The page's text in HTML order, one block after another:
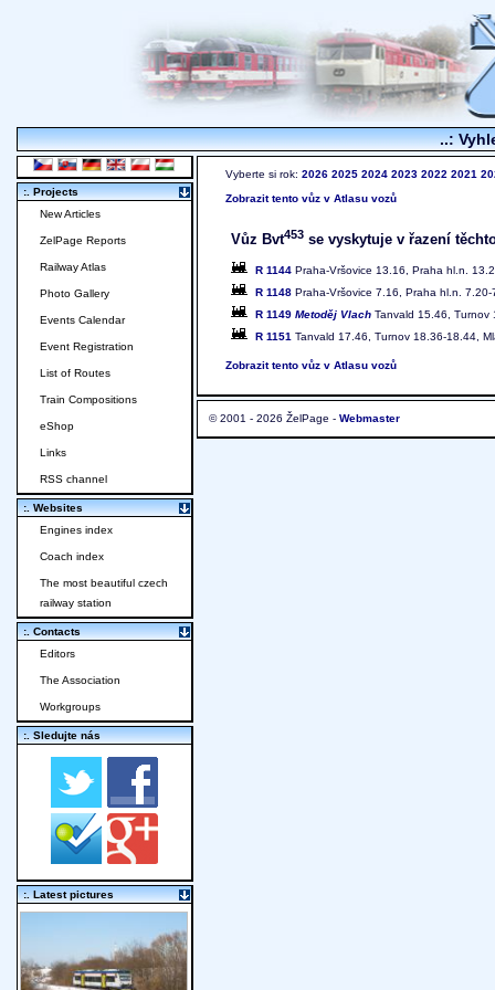
..:
Vyberte si rok: 2026 2025 2024 2023 2022 2021
Zobrazit tento vůz v Atlasu vozů
Vůz Bvt453 se vyskytuje v řazení
R 1144 Praha-Vršovice 13.16, Praha hl.n.
R 1148 Praha-Vršovice 7.16, Praha hl.n.
R 1149 Metoděj Vlach Tanvald 15.46,
R 1151 Tanvald 17.46, Turnov 18.36-18.44,
Zobrazit tento vůz v Atlasu vozů
© 2001 - 2026 ŽelPage - Webmaster
:. Projects
New Articles
ZelPage Reports
Railway Atlas
Photo Gallery
Events Calendar
Event Registration
List of Routes
Train Compositions
eShop
Links
RSS channel
:. Websites
Engines index
Coach index
The most beautiful czech
railway station
:. Contacts
Editors
The Association
Workgroups
:. Sledujte nás
:. Latest pictures